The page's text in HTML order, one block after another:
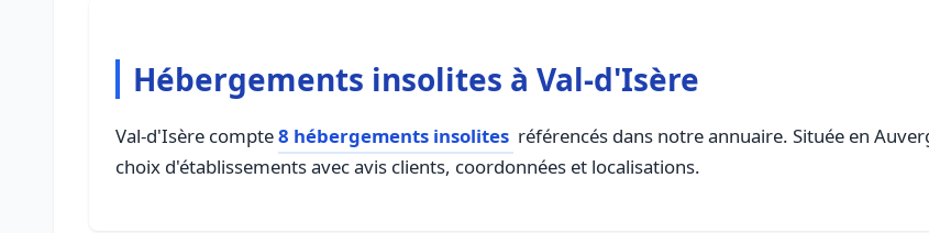
Hébergements insolites à Val-d'Isère
Val-d'Isère compte8 hébergements insolites référencés dans notre annuaire. Située en
choix d'établissements avec avis clients, coordonnées et localisations.